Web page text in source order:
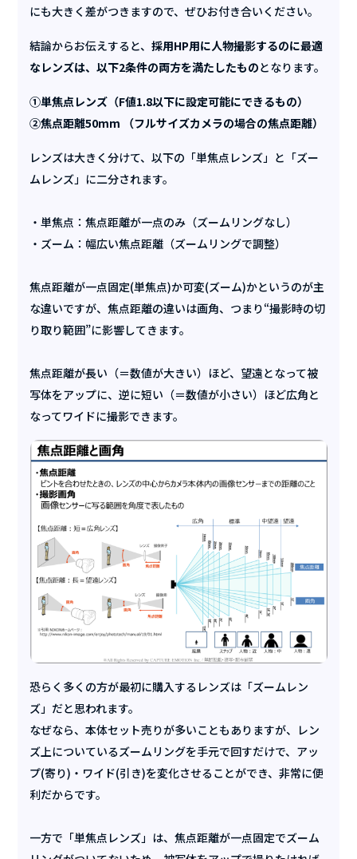
にも大きく差がつきますので、ぜひお付き合いください。
結論からお伝えすると、採用HP用に人物撮影するのに最適
なレンズは、以下2条件の両方を満たしたものとなります。
①単焦点レンズ（F値1.8以下に設定可能にできるもの）
②焦点距離50mm （フルサイズカメラの場合の焦点距離）
レンズは大きく分けて、以下の「単焦点レンズ」と「ズー
ムレンズ」に二分されます。
・単焦点：焦点距離が一点のみ（ズームリングなし）
・ズーム：幅広い焦点距離（ズームリングで調整）
焦点距離が一点固定(単焦点)か可変(ズーム)かというのが主
な違いですが、焦点距離の違いは画角、つまり“撮影時の切
り取り範囲”に影響してきます。
焦点距離が長い（＝数値が大きい）ほど、望遠となって被
写体をアップに、逆に短い（＝数値が小さい）ほど広角と
なってワイドに撮影できます。
恐らく多くの方が最初に購入するレンズは「ズームレン
ズ」だと思われます。
なぜなら、本体セット売りが多いこともありますが、レン
ズ上についているズームリングを手元で回すだけで、アッ
プ(寄り)・ワイド(引き)を変化させることができ、非常に便
利だからです。
一方で「単焦点レンズ」は、焦点距離が一点固定でズーム